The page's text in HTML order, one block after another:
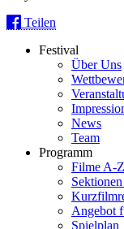
Teilen
Festival
Über Uns
News
Team
Programm
Filme A-Z
Angebot
Spielplan